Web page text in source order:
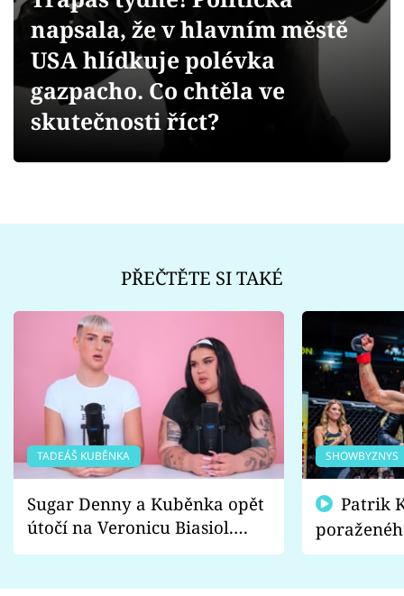
Videa
Sledujte prima+
napsala, že v hlavním městě
USA hlídkuje polévka
gazpacho. Co chtěla ve
skutečnosti říct?
PŘEČTĚTE SI TAKÉ
TADEÁŠ KUBĚNKA
Sugar Denny a Kuběnka opět
útočí na Veronicu Biasiol.
Proč je podle nich falešná a
SHOWBYZNYS
fanoušci